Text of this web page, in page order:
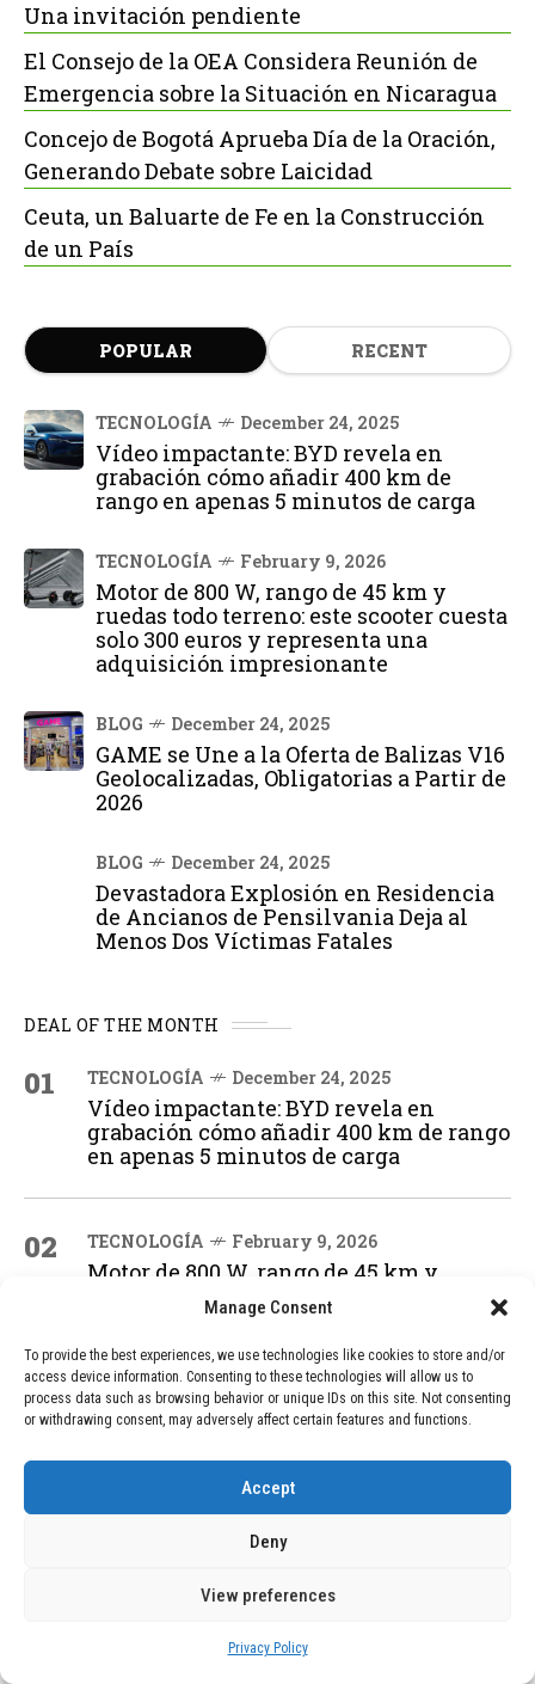
Manage Consent
To provide the best experiences, we use technologies like cookies to store and/or
access device information. Consenting to these technologies will allow us to
process data such as browsing behavior or unique IDs on this site. Not consenting
or withdrawing consent, may adversely affect certain features and functions.
Accept
Deny
View preferences
Privacy Policy
Una invitación pendiente
El Consejo de la OEA Considera Reunión de
Emergencia sobre la Situación en Nicaragua
Concejo de Bogotá Aprueba Día de la Oración,
Generando Debate sobre Laicidad
Ceuta, un Baluarte de Fe en la Construcción
de un País
POPULAR RECENT
TECNOLOGÍA December 24, 2025
Vídeo impactante: BYD revela en
grabación cómo añadir 400 km de
rango en apenas 5 minutos de carga
TECNOLOGÍA February 9, 2026
Motor de 800 W, rango de 45 km y
ruedas todo terreno: este scooter cuesta
solo 300 euros y representa una
adquisición impresionante
BLOG December 24, 2025
GAME se Une a la Oferta de Balizas V16
Geolocalizadas, Obligatorias a Partir de
2026
BLOG December 24, 2025
Devastadora Explosión en Residencia
de Ancianos de Pensilvania Deja al
Menos Dos Víctimas Fatales
DEAL OF THE MONTH
01 TECNOLOGÍA December 24, 2025
Vídeo impactante: BYD revela en
grabación cómo añadir 400 km de rango
en apenas 5 minutos de carga
02 TECNOLOGÍA February 9, 2026
Motor de 800 W, rango de 45 km y
ruedas todo terreno: este scooter cuesta
solo 300 euros y representa una
adquisición impresionante
03 BLOG December 24, 2025
GAME se Une a la Oferta de Balizas V16
Geolocalizadas, Obligatorias a Partir de
2026
December 24, 2025
de Ancianos de Pensilvania Deja al